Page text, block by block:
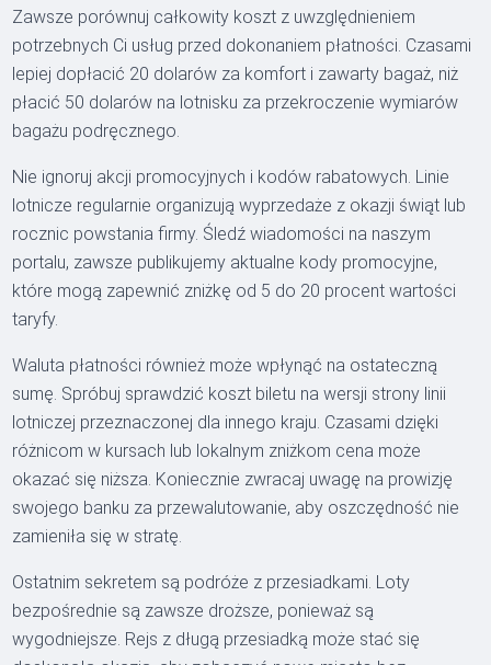
Zawsze porównuj całkowity koszt z uwzględnieniem
potrzebnych Ci usług przed dokonaniem płatności. Czasami
lepiej dopłacić 20 dolarów za komfort i zawarty bagaż, niż
płacić 50 dolarów na lotnisku za przekroczenie wymiarów
bagażu podręcznego.
Nie ignoruj akcji promocyjnych i kodów rabatowych. Linie
lotnicze regularnie organizują wyprzedaże z okazji świąt lub
rocznic powstania firmy. Śledź wiadomości na naszym
portalu, zawsze publikujemy aktualne kody promocyjne,
które mogą zapewnić zniżkę od 5 do 20 procent wartości
taryfy.
Waluta płatności również może wpłynąć na ostateczną
sumę. Spróbuj sprawdzić koszt biletu na wersji strony linii
lotniczej przeznaczonej dla innego kraju. Czasami dzięki
różnicom w kursach lub lokalnym zniżkom cena może
okazać się niższa. Koniecznie zwracaj uwagę na prowizję
swojego banku za przewalutowanie, aby oszczędność nie
zamieniła się w stratę.
Ostatnim sekretem są podróże z przesiadkami. Loty
bezpośrednie są zawsze droższe, ponieważ są
wygodniejsze. Rejs z długą przesiadką może stać się